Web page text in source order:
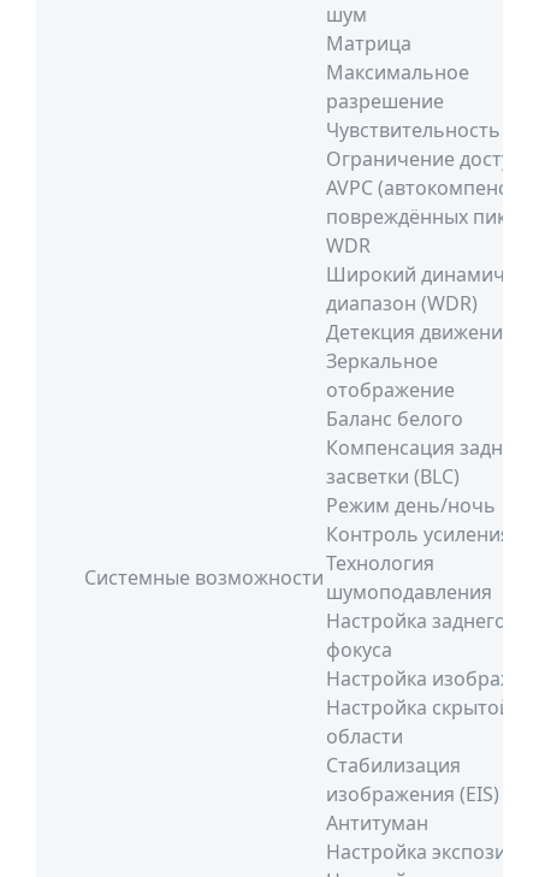
шум
Матрица
Максимальное
разрешение
Чувствительность
Ограничение доступа
Системные возможности
AVPC
повреждённых
WDR
Широкий
диапазон (WDR)
Детекция движения
Зеркальное
отображение
Баланс белого
Компенсация задней
засветки (BLC)
Режим день/ночь
Контроль усиления
Технология
шумоподавления
Настройка заднего
фокуса
Настройка
Настройка скрытой
области
Стабилизация
изображения (EIS)
Антитуман
Настройка